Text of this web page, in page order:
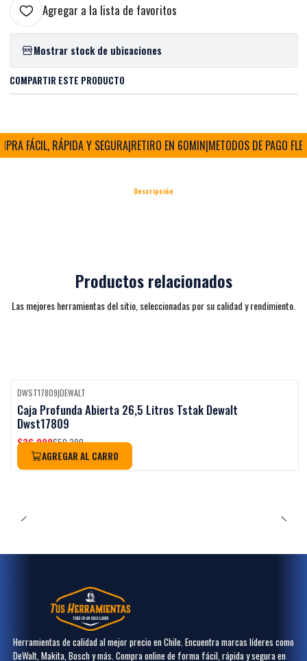
Agregar a la lista de favoritos
Mostrar stock de ubicaciones
COMPARTIR ESTE PRODUCTO
FÁCIL, RÁPIDA Y SEGURA|RETIRO EN 60MIN|METODOS DE PAGO
Descripción
Productos relacionados
Las mejores herramientas del sitio, seleccionadas por su calidad y rendimiento.
-27%OFF
DWST17809|DEWALT
Caja Profunda Abierta 26,5 Litros Tstak Dewalt
Dwst17809
$36.990$50.390
AGREGAR AL CARRO
Herramientas de calidad al mejor precio en Chile. Encuentra marcas líderes como
DeWalt, Makita, Bosch y más. Compra online de forma fácil, rápida y segura en